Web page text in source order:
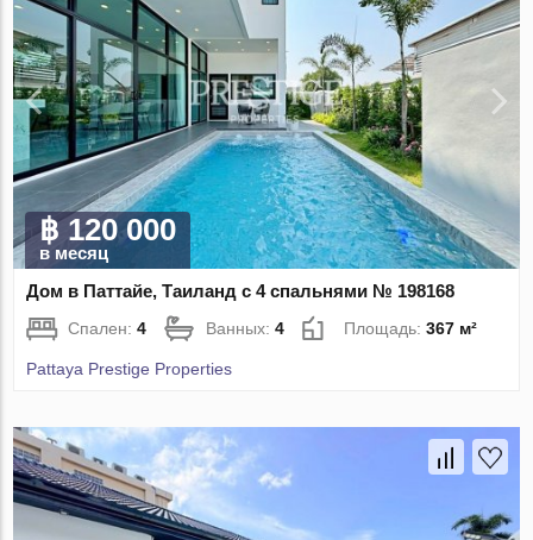
฿ 120 000
в месяц
Дом в Паттайе, Таиланд с 4 спальнями № 198168
Спален:4 Ванных:4 Площадь:367 м²
Pattaya Prestige Properties